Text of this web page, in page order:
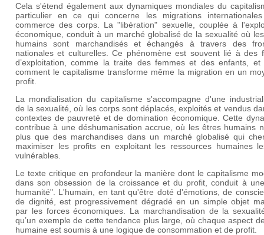
Cela s'étend également aux dynamiques mondiales du
particulier en ce qui concerne les migrations
commerce des corps. La "libération" sexuelle, couplée à
économique, conduit à un marché globalisé de la sexualité où
humains sont marchandisés et échangés à travers des
nationales et culturelles. Ce phénomène est souvent lié à des
d’exploitation, comme la traite des femmes et des enfants, et
comment le capitalisme transforme même la migration en un
profit.
La mondialisation du capitalisme s'accompagne d'une
de la sexualité, où les corps sont déplacés, exploités et vendus
contextes de pauvreté et de domination économique. Cette
contribue à une déshumanisation accrue, où les êtres humains
plus que des marchandises dans un marché globalisé qui
maximiser les profits en exploitant les ressources humaines
vulnérables.
Le texte critique en profondeur la manière dont le capitalisme
dans son obsession de la croissance et du profit, conduit à
humanité". L'humain, en tant qu'être doté d'émotions, de
de dignité, est progressivement dégradé en un simple objet
par les forces économiques. La marchandisation de la
qu’un exemple de cette tendance plus large, où chaque aspect
humaine est soumis à une logique de consommation et de profit.